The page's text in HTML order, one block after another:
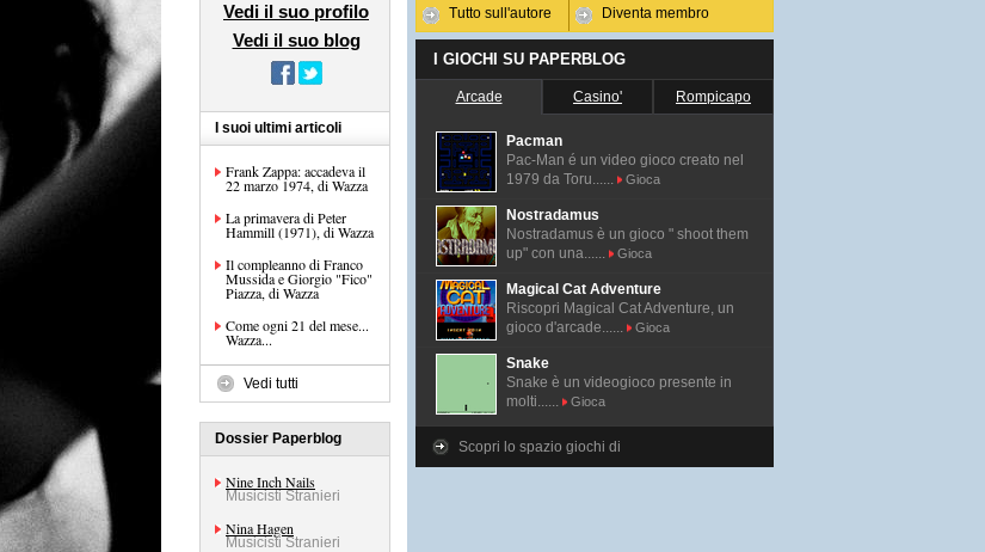
Vedi il suo profilo
Vedi il suo blog
I suoi ultimi articoli
Frank Zappa: accadeva il
22 marzo 1974, di Wazza
La primavera di Peter
Hammill (1971), di Wazza
Il compleanno di Franco
Mussida e Giorgio "Fico"
Piazza, di Wazza
Come ogni 21 del mese...
Wazza...
Vedi tutti
Dossier Paperblog
Nine Inch Nails
Musicisti Stranieri
Nina Hagen
Musicisti Stranieri
Tutto sull'autore Diventa membro
I GIOCHI SU PAPERBLOG
Arcade Casino' Rompicapo
Pacman
Pac-Man é un video gioco creato nel
1979 da Toru......
Gioca
Nostradamus
Nostradamus è un gioco " shoot them
up" con una......
Gioca
Magical Cat Adventure
Riscopri Magical Cat Adventure, un
gioco d'arcade......
Gioca
Snake
Snake è un videogioco presente in
molti......
Gioca
Scopri lo spazio giochi di